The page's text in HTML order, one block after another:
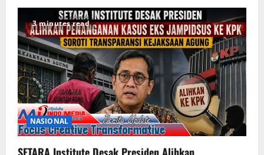
3 minutes read
NASIONAL